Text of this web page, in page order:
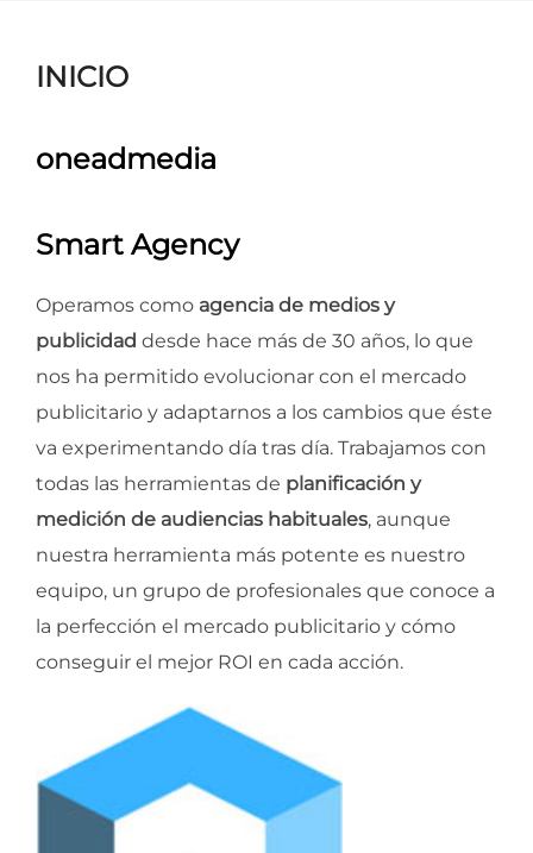
INICIO
oneadmedia
Smart Agency
Operamos como agencia de medios y
publicidad desde hace más de 30 años, lo que
nos ha permitido evolucionar con el mercado
publicitario y adaptarnos a los cambios que éste
va experimentando día tras día. Trabajamos con
todas las herramientas de planificación y
medición de audiencias habituales, aunque
nuestra herramienta más potente es nuestro
equipo, un grupo de profesionales que conoce a
la perfección el mercado publicitario y cómo
conseguir el mejor ROI en cada acción.